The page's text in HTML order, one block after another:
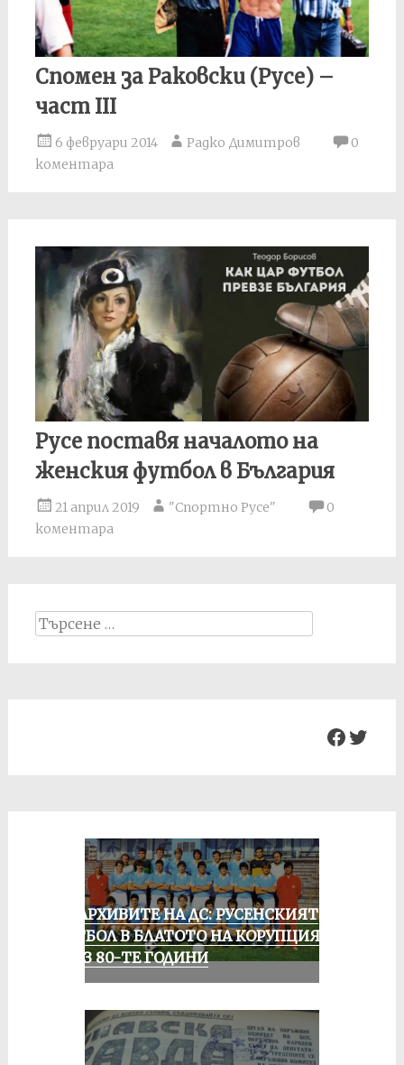
Спомен за Раковски (Русе) –
част III
6 февруари 2014 Радко Димитров
0
коментара
Русе поставя началото на
женския футбол в България
21 април 2019 "Спортно Русе"
0
коментара
Search
for:
ИЗ АРХИВИТЕ НА ДС: РУСЕНСКИЯТ
ФУТБОЛ В БЛАТОТО НА КОРУПЦИЯТА
ПРЕЗ 80-ТЕ ГОДИНИ